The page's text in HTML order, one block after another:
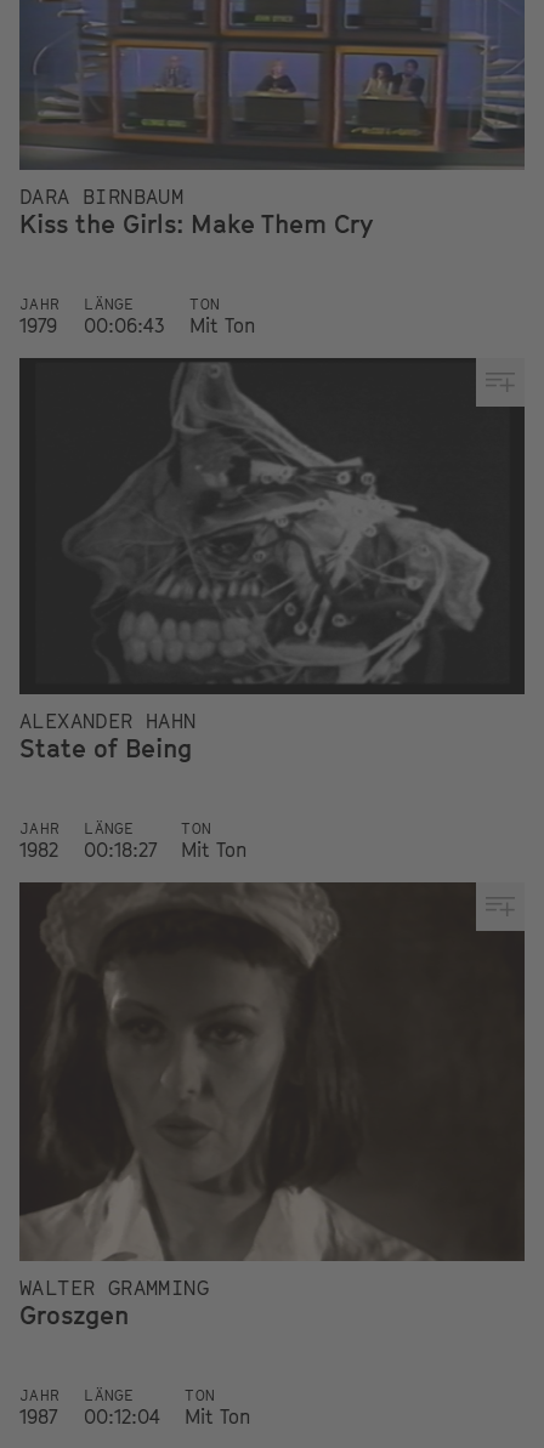
DARA BIRNBAUM
Kiss the Girls: Make Them Cry
JAHR
1979
LÄNGE
00:06:43
TON
Mit Ton
ALEXANDER HAHN
State of Being
JAHR
1982
LÄNGE
00:18:27
TON
Mit Ton
WALTER GRAMMING
Groszgen
JAHR
1987
LÄNGE
00:12:04
TON
Mit Ton